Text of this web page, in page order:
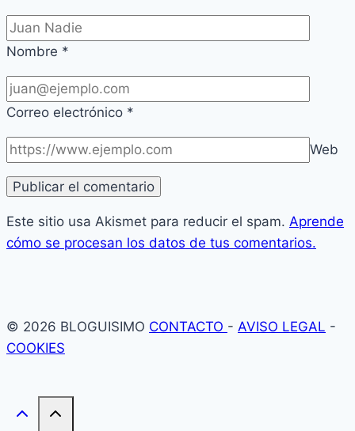
Nombre *
Correo electrónico *
Web
Este sitio usa Akismet para reducir el spam. Aprende
cómo se procesan los datos de tus comentarios.
© 2026 BLOGUISIMO CONTACTO - AVISO LEGAL -
COOKIES